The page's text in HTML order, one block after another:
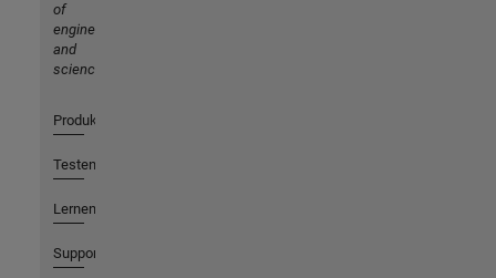
of
engineering
and
science
Produkte
Testen oder Kaufen
Lernen
Support